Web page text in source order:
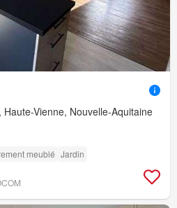
Vienne, Nouvelle-Aquitaine
meublé Jardin